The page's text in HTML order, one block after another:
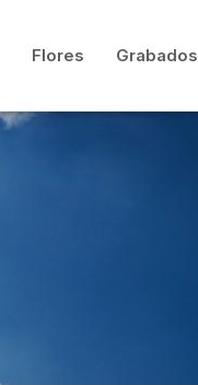
Flores Grabados